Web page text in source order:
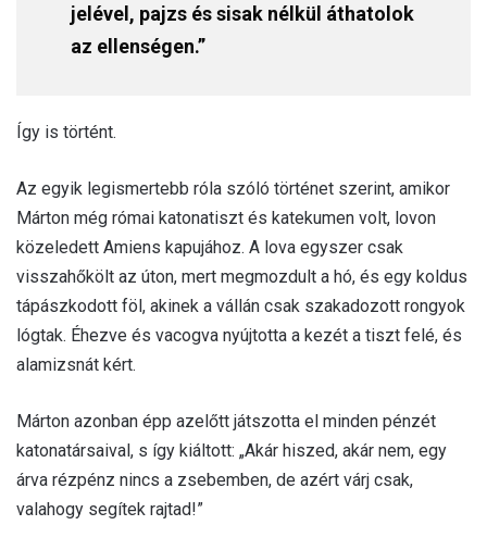
jelével, pajzs és sisak nélkül áthatolok
az ellenségen.”
Így is történt.
Az egyik legismertebb róla szóló történet szerint, amikor
Márton még római katonatiszt és katekumen volt, lovon
közeledett Amiens kapujához. A lova egyszer csak
visszahőkölt az úton, mert megmozdult a hó, és egy koldus
tápászkodott föl, akinek a vállán csak szakadozott rongyok
lógtak. Éhezve és vacogva nyújtotta a kezét a tiszt felé, és
alamizsnát kért.
Márton azonban épp azelőtt játszotta el minden pénzét
katonatársaival, s így kiáltott: „Akár hiszed, akár nem, egy
árva rézpénz nincs a zsebemben, de azért várj csak,
valahogy segítek rajtad!”